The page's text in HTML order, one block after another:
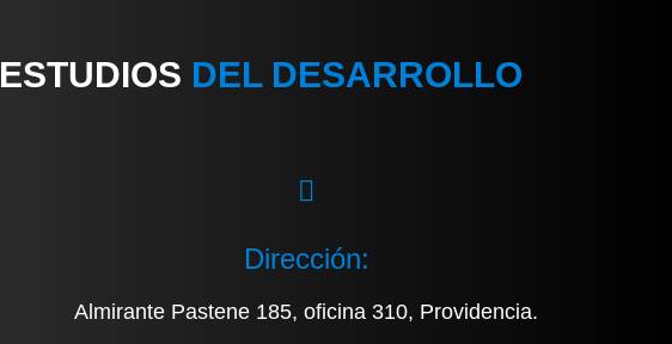
DEL DESARROLLO
Dirección:
Almirante Pastene 185, oficina 310, Providencia.